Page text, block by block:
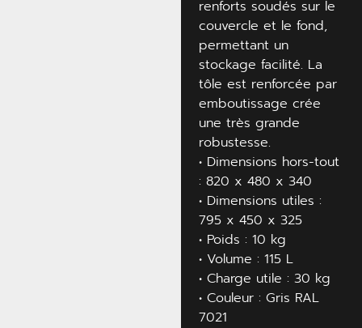
renforts soudés sur le
couvercle et le fond,
permettant un
stockage facilité. La
tôle est renforcée par
emboutissage crée
une très grande
robustesse.
• Dimensions hors-tout
: 820 x 480 x 340
• Dimensions utiles :
795 x 450 x 325
• Poids : 10 kg
• Volume : 115 L
• Charge utile : 30 kg
• Couleur : Gris RAL
7021